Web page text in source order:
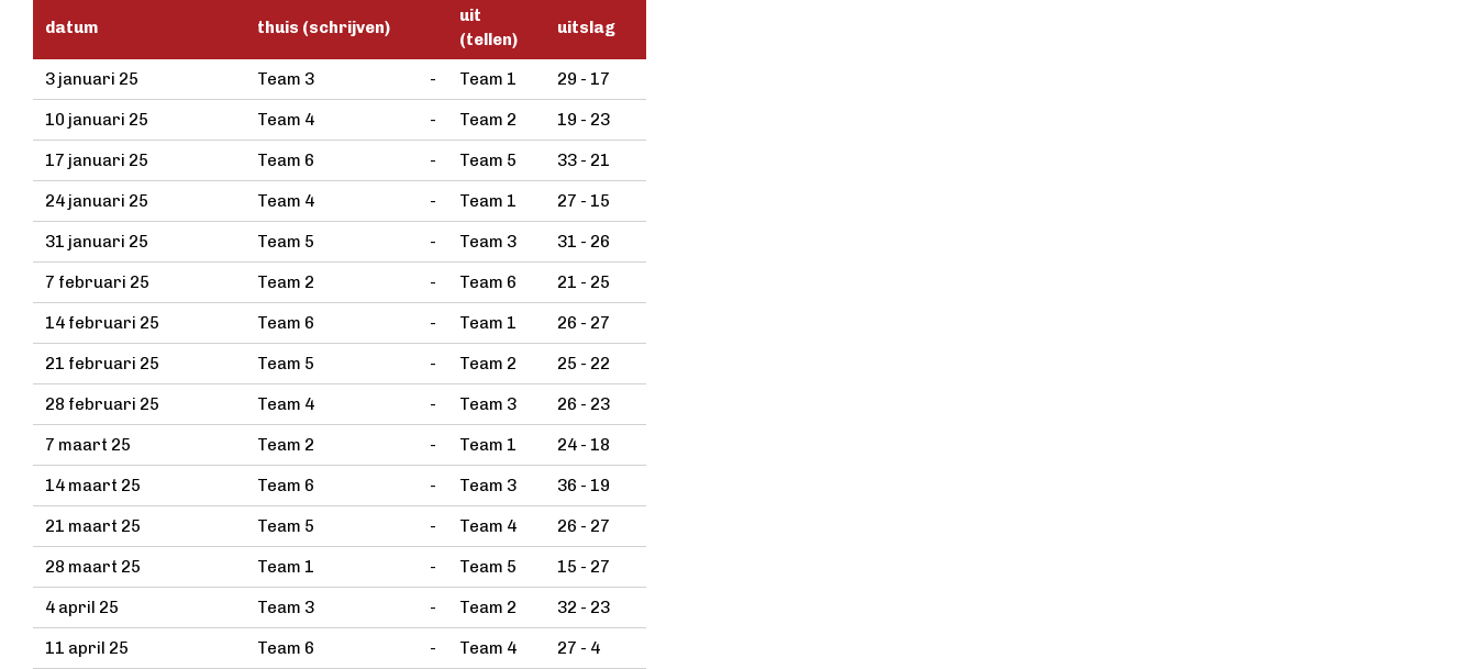
datum thuis (schrijven)
uit
(tellen)
uitslag
3 januari 25 Team 3 - Team 1 29 - 17
10 januari 25 Team 4 - Team 2 19 - 23
17 januari 25 Team 6 - Team 5 33 - 21
24 januari 25 Team 4 - Team 1 27 - 15
31 januari 25 Team 5 - Team 3 31 - 26
7 februari 25 Team 2 - Team 6 21 - 25
14 februari 25 Team 6 - Team 1 26 - 27
21 februari 25 Team 5 - Team 2 25 - 22
28 februari 25 Team 4 - Team 3 26 - 23
7 maart 25 Team 2 - Team 1 24 - 18
14 maart 25 Team 6 - Team 3 36 - 19
21 maart 25 Team 5 - Team 4 26 - 27
28 maart 25 Team 1 - Team 5 15 - 27
4 april 25 Team 3 - Team 2 32 - 23
11 april 25 Team 6 - Team 4 27 - 4